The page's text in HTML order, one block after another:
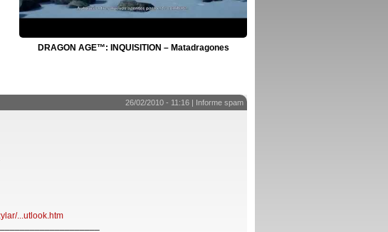
DRAGON AGE™: INQUISITION – Matadragones
26/02/2010 - 11:16 | Informe spam
...utlook.htm